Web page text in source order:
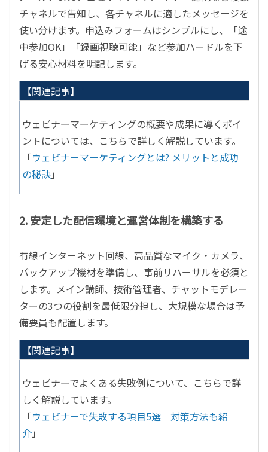
チャネルで告知し、各チャネルに適したメッセージを
使い分けます。申込みフォームはシンプルにし、「途
中参加OK」「録画視聴可能」など参加ハードルを下
げる安心材料を明記します。
【関連記事】
ウェビナーマーケティングの概要や成果に導くポイ
ントについては、こちらで詳しく解説しています。
「ウェビナーマーケティングとは? メリットと成功
の秘訣」
2. 安定した配信環境と運営体制を構築する
有線インターネット回線、高品質なマイク・カメラ、
バックアップ機材を準備し、事前リハーサルを必須と
します。メイン講師、技術管理者、チャットモデレー
ターの3つの役割を最低限分担し、大規模な場合は予
備要員も配置します。
【関連記事】
ウェビナーでよくある失敗例について、こちらで詳
しく解説しています。
「ウェビナーで失敗する項目5選｜対策方法も紹
介」